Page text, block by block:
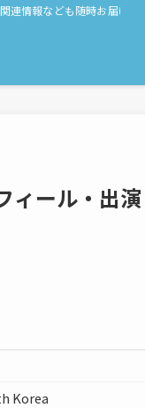
情報なども随時お届け！
ィール・出
Korea